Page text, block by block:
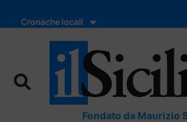
Cronache locali
Fondato da Maurizio